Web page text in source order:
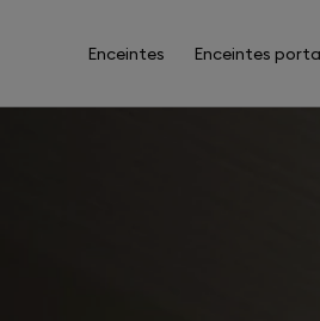
Enceintes Enceintes